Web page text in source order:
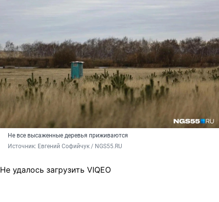
Не все высаженные деревья приживаются
Источник: Евгений Софийчук / NGS55.RU
Не удалось загрузить VIQEO